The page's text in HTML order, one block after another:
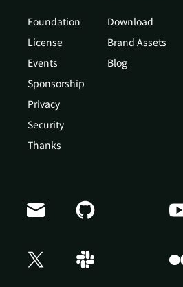
Foundation
License
Events
Sponsorship
Privacy
Security
Thanks
Download
Brand Assets
Blog
Doris Summit 26